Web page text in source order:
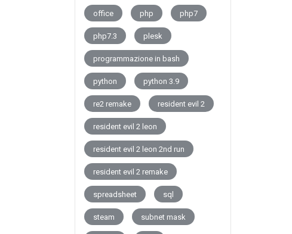
office php php7
php7.3 plesk
programmazione in bash
python python 3.9
re2 remake resident evil 2
resident evil 2 leon
resident evil 2 leon 2nd run
resident evil 2 remake
spreadsheet sql
steam subnet mask